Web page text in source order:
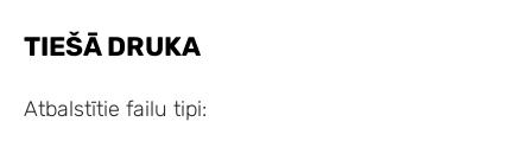
TIEŠĀ DRUKA
Atbalstītie failu tipi: